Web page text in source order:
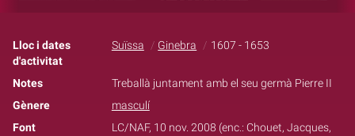
Lloc i dates
d'activitat
Suïssa Ginebra 1607 - 1653
Notes
Treballà juntament amb el seu germà Pierre II
Gènere
masculí
Font
LC/NAF, 10 nov. 2008 (enc.: Chouet, Jacques,